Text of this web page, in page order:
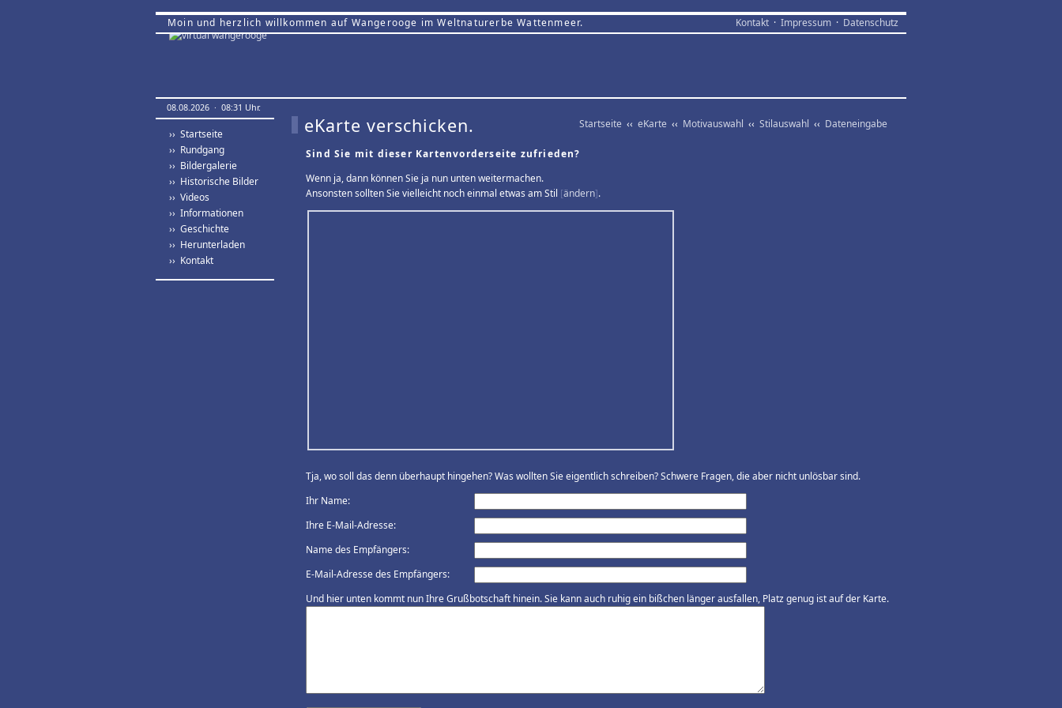
Moin und herzlich willkommen auf Wangerooge im Weltnaturerbe Wattenmeer. Kontakt · Impressum · Datenschutz
08.08.2026 · 08:31 Uhr.
›› Startseite
›› Rundgang
›› Bildergalerie
›› Historische Bilder
›› Videos
›› Informationen
›› Geschichte
›› Herunterladen
›› Kontakt
Startseite ‹‹ eKarte ‹‹ Motivauswahl ‹‹ Stilauswahl ‹‹ Dateneingabe
eKarte verschicken.
Sind Sie mit dieser Kartenvorderseite zufrieden?
Wenn ja, dann können Sie ja nun unten weitermachen.
Ansonsten sollten Sie vielleicht noch einmal etwas am Stil [ändern].
Tja, wo soll das denn überhaupt hingehen? Was wollten Sie eigentlich schreiben? Schwere Fragen, die aber nicht unlösbar sind.
Ihr Name:
Ihre E-Mail-Adresse:
Name des Empfängers:
E-Mail-Adresse des Empfängers:
Und hier unten kommt nun Ihre Grußbotschaft hinein. Sie kann auch ruhig ein bißchen länger ausfallen, Platz genug ist auf der Karte.